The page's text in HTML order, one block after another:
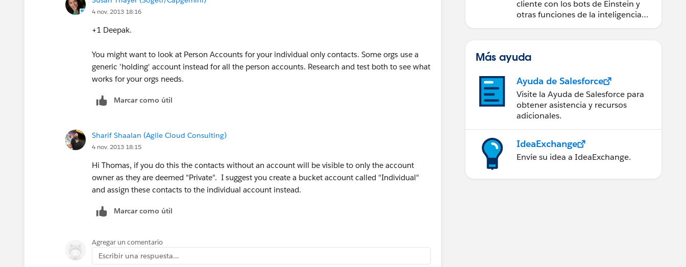
Account field.
4 nov. 2013 18:16
+1 Deepak.
You might want to look at Person Accounts for your individual only contacts. Some orgs use a
generic 'holding' account instead for all the person accounts. Research and test both to see what
works for your orgs needs.
Marcar como útil
Sharif Shaalan (Agile Cloud Consulting)
4 nov. 2013 18:15
Hi Thomas, if you do this the contacts without an account will be visible to only the account
owner as they are deemed "Private". I suggest you create a bucket account called "Individual"
and assign these contacts to the individual account instead.
Marcar como útil
Agregar un comentario
Escribir una respuesta...
cliente con los bots de Einstein y
otras funciones de la inteligencia
Más ayuda
Ayuda de Salesforce
Visite la Ayuda de Salesforce para
obtener asistencia y recursos
adicionales.
IdeaExchange
Envíe su idea a IdeaExchange.